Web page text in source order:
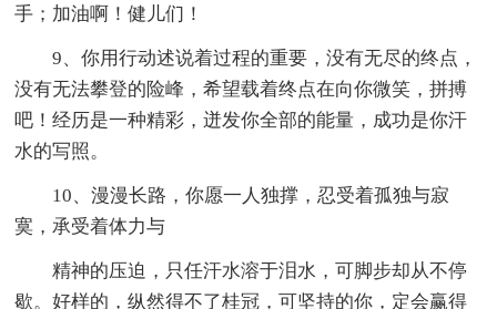
手；加油啊！健儿们！
9、你用行动述说着过程的重要，没有无尽的终点，
没有无法攀登的险峰，希望载着终点在向你微笑，拼搏
吧！经历是一种精彩，迸发你全部的能量，成功是你汗
水的写照。
10、漫漫长路，你愿一人独撑，忍受着孤独与寂
寞，承受着体力与
精神的压迫，只任汗水溶于泪水，可脚步却从不停
歇。好样的，纵然得不了桂冠，可坚持的你，定会赢得